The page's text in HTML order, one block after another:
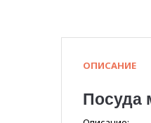
ОПИСАНИЕ
Посуда